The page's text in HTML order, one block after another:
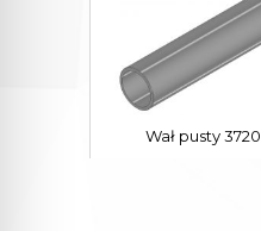
Wał pusty 3720